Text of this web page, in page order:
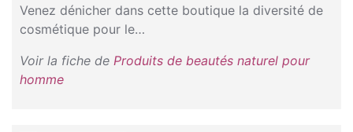
Venez dénicher dans cette boutique la diversité de
cosmétique pour le…
Voir la fiche de Produits de beautés naturel pour
homme